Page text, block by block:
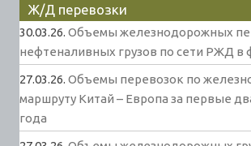
Ж/Д перевозки
30.03.26. Объемы железнодорожных
нефтеналивных грузов по сети РЖД в
27.03.26. Объемы перевозок по
маршруту Китай – Европа за первые
года